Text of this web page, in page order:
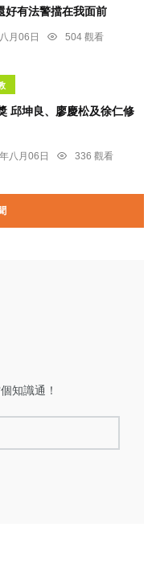
好有法警擋在我面前
月06日
504 觀看
邱坤良、廖慶松及徐仁修
八月06日
336 觀看
知識通！